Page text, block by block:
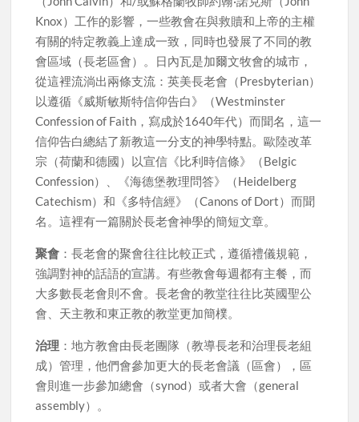
Knox）工作的影響，一些教會在與救贖和上帝的主權
有關的特定教義上達成一致，同時也發展了不同的教
會區域（長老區會）。日內瓦是加爾文牧會的城市，
從這裡流淌出兩條支流：英美長老會（Presbyterian）
以遵循《威斯敏斯特信仰告白》（Westminster
Confession of Faith，寫成於1640年代）而聞名，這一
信仰告白總結了新教這一分支的神學特點。歐陸改革
宗（荷蘭和德國）以宣信《比利時信條》（Belgic
Confession）、《海德堡教理問答》（Heidelberg
Catechism）和《多特信經》（Canons of Dort）而聞
名。這裡有一篇關於長老會神學的簡短文章。
聚會 ：長老會的聚會往往比較正式，遵循禮儀規範，
強調對神的話語的宣講。有些教會每週都有主餐，而
大多數長老會則不會。長老會的教堂往往比英國聖公
會、天主教和東正教的教堂更加簡樸。
治理 ：地方教會由長老團隊（教導長老和治理長老組
成）管理，他們會參加更大的長老會議（區會），區
會則進一步參加總會（synod）或者大會（general
assembly）。